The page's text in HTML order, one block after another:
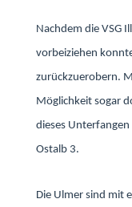
Nachdem die VSG
vorbeiziehen
zurückzuerobern.
Möglichkeit sogar
dieses Unterfangen
Ostalb 3.
Die Ulmer sind mit